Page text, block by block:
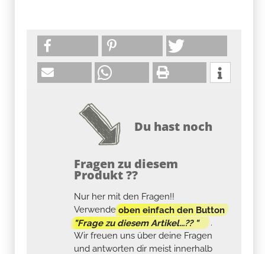
Du hast noch
Fragen zu diesem
Produkt ??
Nur her mit den Fragen!!
Verwendeoben einfach den Button
"Frage zu diesem Artikel...?? "
.
Wir freuen uns über deine Fragen
und antworten dir meist innerhalb